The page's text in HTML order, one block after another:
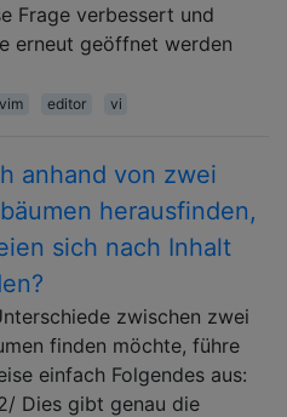
Frage verbessert und
erneut geöffnet werden
vim editor vi
anhand von zwei
herausfinden,
sich nach Inhalt
zwischen zwei
finden möchte, führe
einfach Folgendes aus:
Dies gibt genau die